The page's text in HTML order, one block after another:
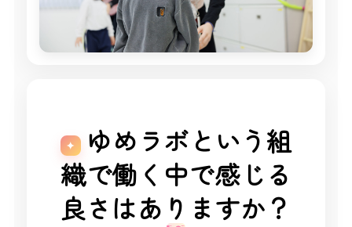
ゆめラボという組
織で働く中で感じる
良さはありますか？